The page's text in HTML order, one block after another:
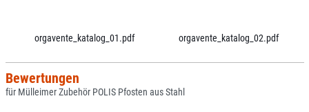
orgavente_katalog_01.pdf orgavente_katalog_02.pdf
Bewertungen
für Mülleimer Zubehör POLIS Pfosten aus Stahl